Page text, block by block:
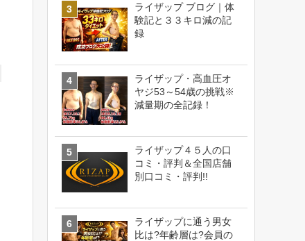
ライザップ ブログ｜体
験記と３３キロ減の記
録
ライザップ・高血圧オ
ヤジ53～54歳の挑戦※
減量期の全記録！
ライザップ４５人の口
コミ・評判＆全国店舗
別口コミ・評判!!
ライザップに通う男女
比は?年齢層は?会員の